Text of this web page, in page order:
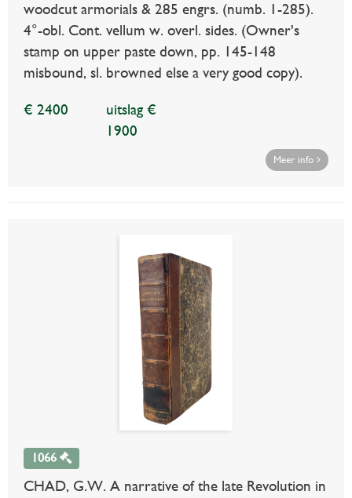
woodcut armorials & 285 engrs. (numb. 1-285).
4°-obl. Cont. vellum w. overl. sides. (Owner's
stamp on upper paste down, pp. 145-148
misbound, sl. browned else a very good copy).
€ 2400
uitslag €
1900
Meer info
1066
CHAD, G.W. A narrative of the late Revolution in